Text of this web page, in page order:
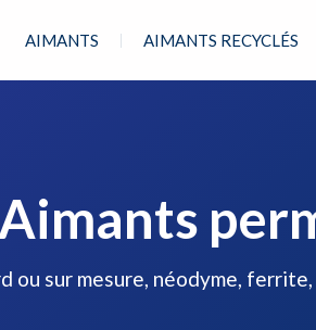
AIMANTS AIMANTS RECYCLÉS
Aimants
ou sur mesure, néodyme,